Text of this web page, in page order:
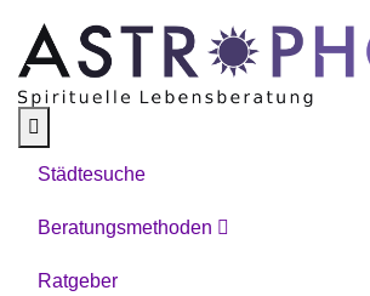
Städtesuche
Beratungsmethoden
Ratgeber